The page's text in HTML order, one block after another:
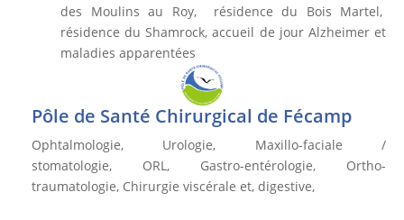
des Moulins au Roy, résidence du Bois Martel,
résidence du Shamrock, accueil de jour Alzheimer et
maladies apparentées
Pôle de Santé Chirurgical de Fécamp
Ophtalmologie, Urologie, Maxillo-faciale /
stomatologie, ORL, Gastro-entérologie, Ortho-
traumatologie, Chirurgie viscérale et, digestive,